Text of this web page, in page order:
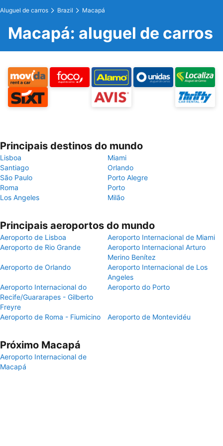
Aluguel de carros Brazil Macapá
Macapá: aluguel de carros
Principais destinos do mundo
Lisboa
Miami
Santiago
Orlando
São Paulo
Porto Alegre
Roma
Porto
Los Angeles
Milão
Principais aeroportos do mundo
Aeroporto de Lisboa
Aeroporto Internacional de Miami
Aeroporto de Rio Grande
Aeroporto Internacional Arturo
Merino Benítez
Aeroporto de Orlando
Aeroporto Internacional de Los
Angeles
Aeroporto Internacional do
Recife/Guararapes - Gilberto
Freyre
Aeroporto do Porto
Aeroporto de Roma - Fiumicino Aeroporto de Montevidéu
Próximo Macapá
Aeroporto Internacional de
Macapá